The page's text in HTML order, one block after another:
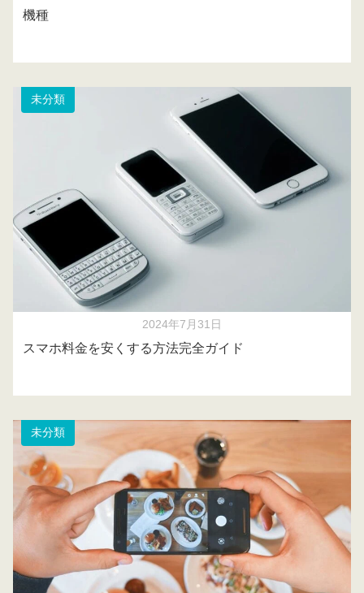
機種
未分類
2024年7月31日
スマホ料金を安くする方法完全ガイド
未分類